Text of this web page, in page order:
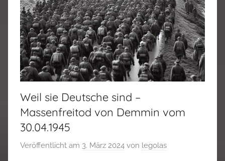
Weil sie Deutsche sind –
Massenfreitod von Demmin vom
30.04.1945
Veröffentlicht am 3. März 2024 von legolas